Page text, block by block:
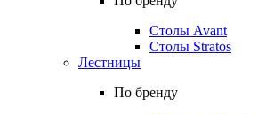
Столы Avant
Столы Stratos
Лестницы
По бренду